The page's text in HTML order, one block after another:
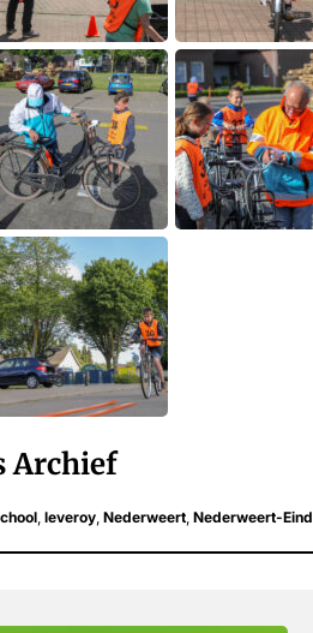
Archief
leveroy Nederweert Nederweert-Eind